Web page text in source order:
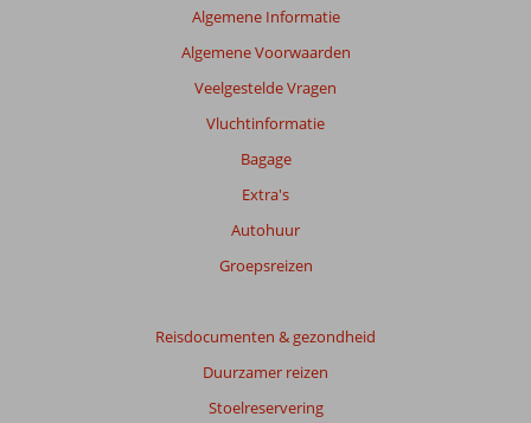
Algemene Informatie
Algemene Voorwaarden
Veelgestelde Vragen
Vluchtinformatie
Bagage
Extra's
Autohuur
Groepsreizen
Reisdocumenten & gezondheid
Duurzamer reizen
Stoelreservering